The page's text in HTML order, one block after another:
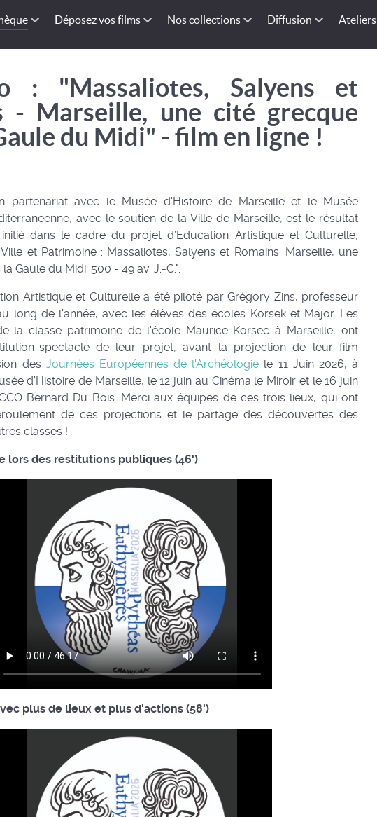
Déposez vos films Nos collections Diffusion Ateliers
: "Massaliotes, Salyens et
- Marseille, une cité grecque
du Midi" - film en ligne !
partenariat avec le Musée d'Histoire de Marseille et le Musée
avec le soutien de la Ville de Marseille, est le résultat
dans le cadre du projet d’Education Artistique et Culturelle,
et Patrimoine : Massaliotes, Salyens et Romains. Marseille, une
Gaule du Midi. 500 - 49 av. J.-C.".
Artistique et Culturelle a été piloté par Grégory Zins, professeur
long de l'année, avec les élèves des écoles Korsek et Major. Les
la classe patrimoine de l'école Maurice Korsec à Marseille, ont
spectacle de leur projet, avant la projection de leur film
des Journées Européennes de l'Archéologie le 11 Juin 2026, à
d'Histoire de Marseille, le 12 juin au Cinéma le Miroir et le 16 juin
Bernard Du Bois. Merci aux équipes de ces trois lieux, qui ont
de ces projections et le partage des découvertes des
classes !
lors des restitutions publiques (46')
plus de lieux et plus d'actions (58')